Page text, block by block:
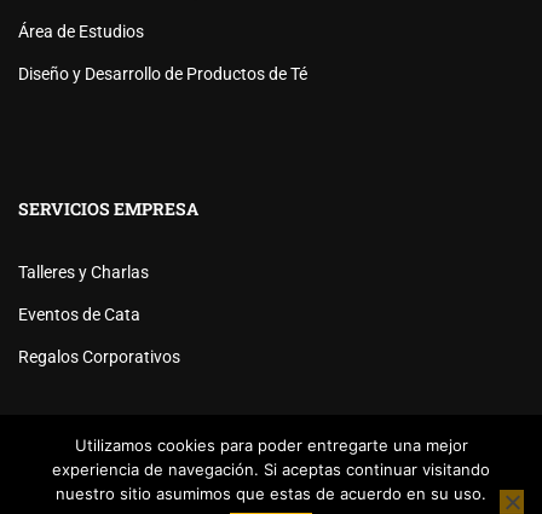
Área de Estudios
Diseño y Desarrollo de Productos de Té
SERVICIOS EMPRESA
Talleres y Charlas
Eventos de Cata
Regalos Corporativos
Powered byTea Institute Latinoamérica ® 2026. Todos Los
Utilizamos cookies para poder entregarte una mejor
experiencia de navegación. Si aceptas continuar visitando
nuestro sitio asumimos que estas de acuerdo en su uso.